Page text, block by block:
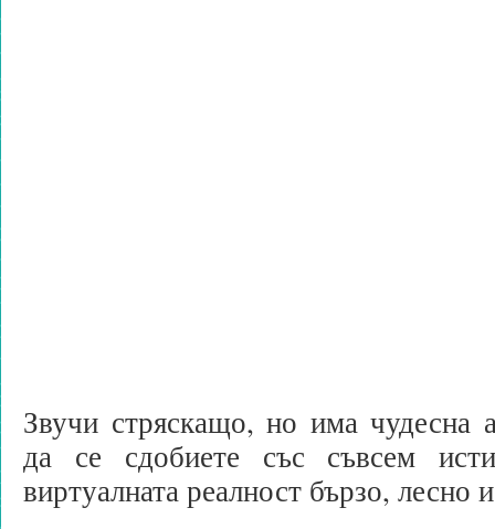
Звучи стряскащо, но има чудесна
да се сдобиете със съвсем
виртуалната реалност бързо, лесно